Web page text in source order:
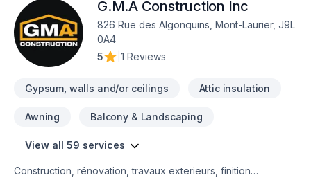
G.M.A Construction Inc
826 Rue des Algonquins, Mont-Laurier, J9L
0A4
5
1 Reviews
Gypsum, walls and/or ceilings Attic insulation
Awning Balcony & Landscaping
View all 59 services
Construction, rénovation, travaux exterieurs, finition